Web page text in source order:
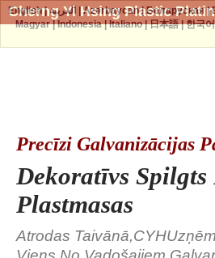
Cherng Yi Hsing Plastic
Precīzi Galvanizācijas
Dekoratīvs
Plastmasas
Atrodas
English|العربية |Azərbaycan|Беларуская|
Magyar|Indonesia|Italiano|日本語|한국어